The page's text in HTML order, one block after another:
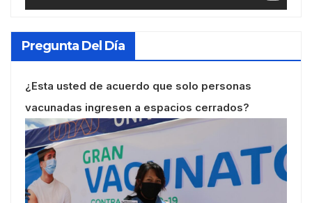
Pregunta Del Día
¿Esta usted de acuerdo que solo personas
vacunadas ingresen a espacios cerrados?